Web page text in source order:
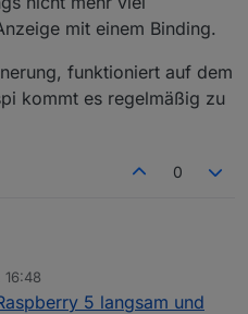
mit einem Binding.
funktioniert auf dem
kommt es regelmäßig zu
0
keine, lediglich ein Bild fast
5 langsam und